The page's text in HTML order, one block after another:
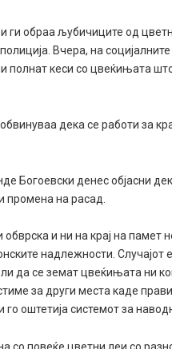
ги обраа љубичиците од
Вчера, на
полнат кеси со цвеќињата
дека се работи за
Богоевски денес објасни
промена на расад.
и ни на крај на памет
надлежности.
да се земат цвеќињата ни
за други места каде
оштетија системот за